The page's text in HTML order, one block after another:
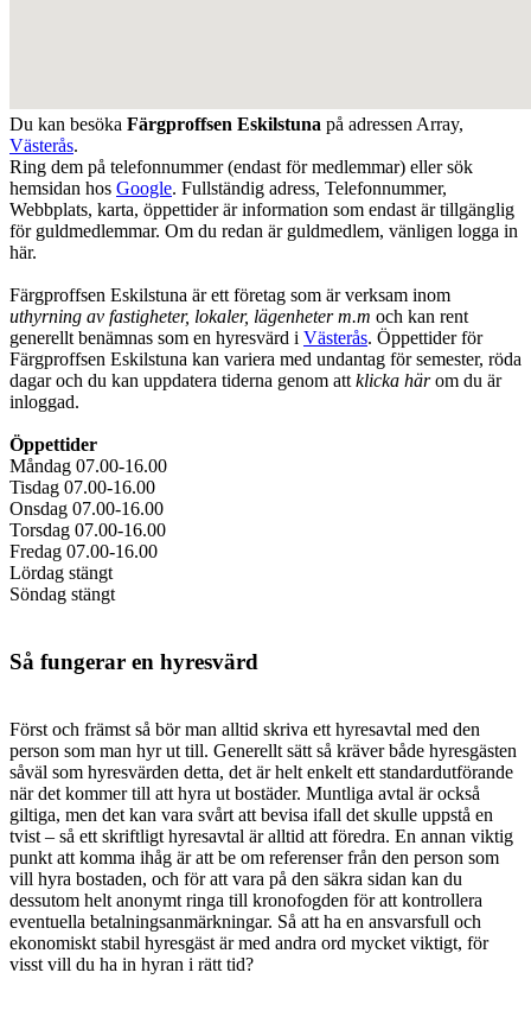
Du kan besöka Färgproffsen Eskilstuna på adressen Array,
Västerås.
Ring dem på telefonnummer (endast för medlemmar) eller sök
hemsidan hos Google. Fullständig adress, Telefonnummer,
Webbplats, karta, öppettider är information som endast är tillgänglig
för guldmedlemmar. Om du redan är guldmedlem, vänligen logga in
här.
Färgproffsen Eskilstuna är ett företag som är verksam inom
uthyrning av fastigheter, lokaler, lägenheter m.m och kan rent
generellt benämnas som en hyresvärd i Västerås. Öppettider för
Färgproffsen Eskilstuna kan variera med undantag för semester, röda
dagar och du kan uppdatera tiderna genom att klicka härom du är
inloggad.
Öppettider
Måndag 07.00-16.00
Tisdag 07.00-16.00
Onsdag 07.00-16.00
Torsdag 07.00-16.00
Fredag 07.00-16.00
Lördag stängt
Söndag stängt
Så fungerar en hyresvärd
Först och främst så bör man alltid skriva ett hyresavtal med den
person som man hyr ut till. Generellt sätt så kräver både hyresgästen
såväl som hyresvärden detta, det är helt enkelt ett standardutförande
när det kommer till att hyra ut bostäder. Muntliga avtal är också
giltiga, men det kan vara svårt att bevisa ifall det skulle uppstå en
tvist – så ett skriftligt hyresavtal är alltid att föredra. En annan viktig
punkt att komma ihåg är att be om referenser från den person som
vill hyra bostaden, och för att vara på den säkra sidan kan du
dessutom helt anonymt ringa till kronofogden för att kontrollera
eventuella betalningsanmärkningar. Så att ha en ansvarsfull och
ekonomiskt stabil hyresgäst är med andra ord mycket viktigt, för
visst vill du ha in hyran i rätt tid?